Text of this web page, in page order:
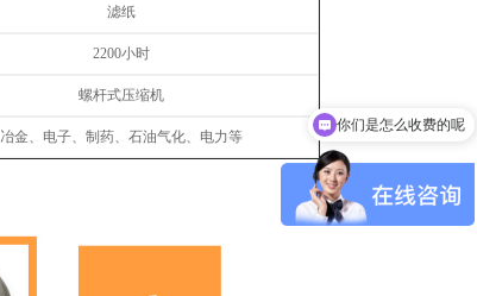
滤纸
2200小时
螺杆式压缩机
冶金、电子、制药、石油气化、电力等
现在有优惠活动吗